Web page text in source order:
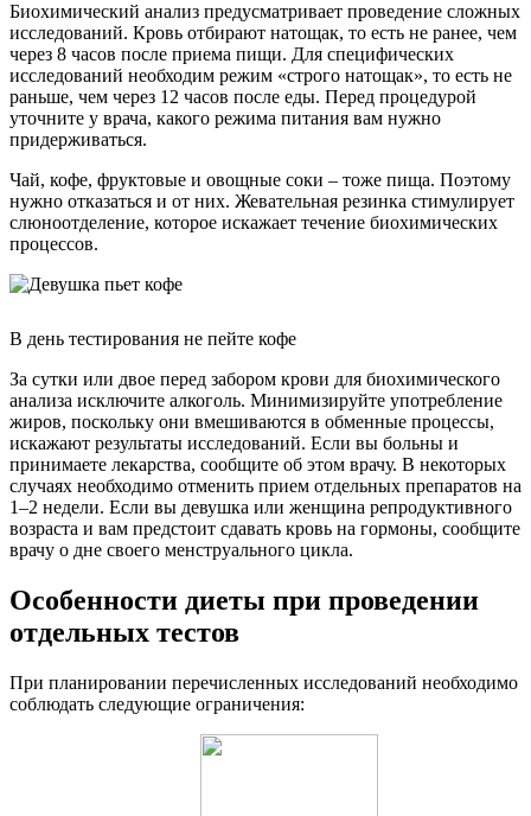
Биохимический анализ предусматривает проведение сложных
исследований. Кровь отбирают натощак, то есть не ранее, чем
через 8 часов после приема пищи. Для специфических
исследований необходим режим «строго натощак», то есть не
раньше, чем через 12 часов после еды. Перед процедурой
уточните у врача, какого режима питания вам нужно
придерживаться.
Чай, кофе, фруктовые и овощные соки – тоже пища. Поэтому
нужно отказаться и от них. Жевательная резинка стимулирует
слюноотделение, которое искажает течение биохимических
процессов.
В день тестирования не пейте кофе
За сутки или двое перед забором крови для биохимического
анализа исключите алкоголь. Минимизируйте употребление
жиров, поскольку они вмешиваются в обменные процессы,
искажают результаты исследований. Если вы больны и
принимаете лекарства, сообщите об этом врачу. В некоторых
случаях необходимо отменить прием отдельных препаратов на
1–2 недели. Если вы девушка или женщина репродуктивного
возраста и вам предстоит сдавать кровь на гормоны, сообщите
врачу о дне своего менструального цикла.
Особенности диеты при проведении
отдельных тестов
При планировании перечисленных исследований необходимо
соблюдать следующие ограничения: